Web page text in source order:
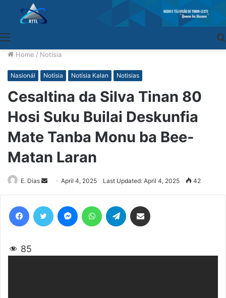
Home / Notísia
Nasionál Notísia Notísia Kalan Notisias
Cesaltina da Silva Tinan 80
Hosi Suku Builai Deskunfia
Mate Tanba Monu ba Bee-
Matan Laran
E. Dias
Send
an
April 4, 2025 Last Updated: April 4, 2025 42
85